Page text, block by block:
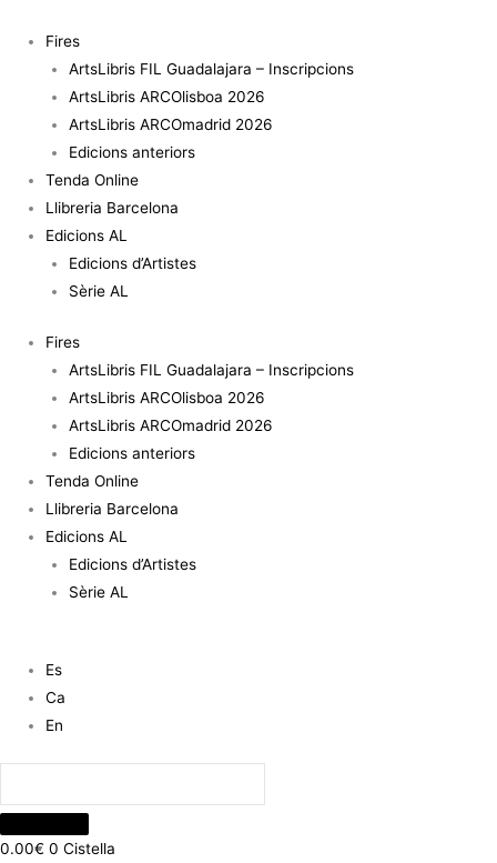
contingut
Fires
ArtsLibris FIL Guadalajara – Inscripcions
ArtsLibris ARCOlisboa 2026
ArtsLibris ARCOmadrid 2026
Edicions anteriors
Tenda Online
Llibreria Barcelona
Edicions AL
Edicions d’Artistes
Sèrie AL
Fires
ArtsLibris FIL Guadalajara – Inscripcions
ArtsLibris ARCOlisboa 2026
ArtsLibris ARCOmadrid 2026
Edicions anteriors
Tenda Online
Llibreria Barcelona
Edicions AL
Edicions d’Artistes
Sèrie AL
Es
Ca
En
0.00€ 0 Cistella